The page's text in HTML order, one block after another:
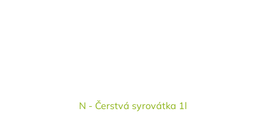
N - Čerstvá syrovátka 1l